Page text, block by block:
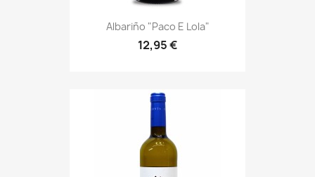
Albariño "Paco E Lola"
12,95 €